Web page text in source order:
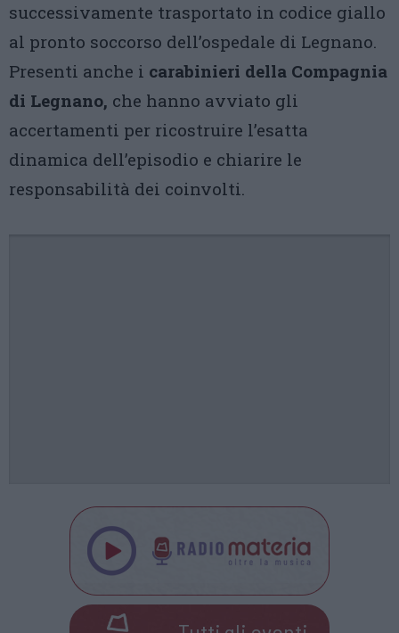
successivamente trasportato in codice giallo
al pronto soccorso dell’ospedale di Legnano.
Presenti anche i carabinieri della Compagnia
di Legnano, che hanno avviato gli
accertamenti per ricostruire l’esatta
dinamica dell’episodio e chiarire le
responsabilità dei coinvolti.